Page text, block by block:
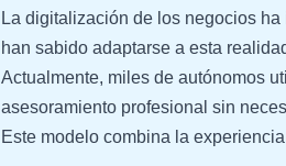
La digitalización de los negocios
han sabido adaptarse a esta
Actualmente, miles de autónomos
asesoramiento profesional sin
Este modelo combina la